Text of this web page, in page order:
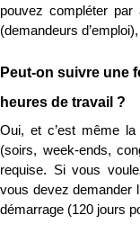
pouvez compléter par
(demandeurs
Peut-on suivre une
heures de travail ?
Oui, et c’est même
(soirs, week-ends,
requise. Si vous
vous devez demander
démarrage (120 jours